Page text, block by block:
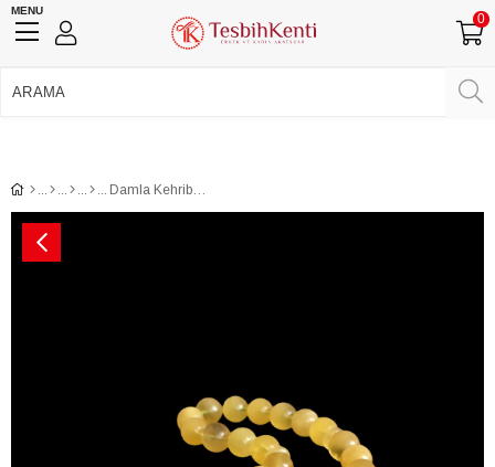
MENU
0
Damla Kehribar Küre Taneli Gümüş Püsküllü